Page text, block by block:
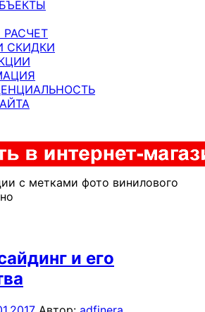
СКИДКИ
с метками фото винилового
и его